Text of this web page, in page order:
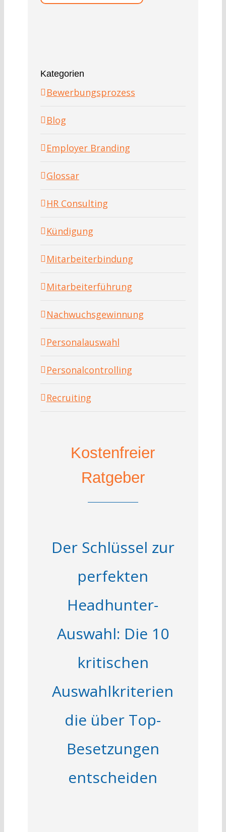
Kategorien
Bewerbungsprozess
Blog
Employer Branding
Glossar
HR Consulting
Kündigung
Mitarbeiterbindung
Mitarbeiterführung
Nachwuchsgewinnung
Personalauswahl
Personalcontrolling
Recruiting
Kostenfreier
Ratgeber
Der Schlüssel zur
perfekten
Headhunter-
Auswahl: Die 10
kritischen
Auswahlkriterien
die über Top-
Besetzungen
entscheiden